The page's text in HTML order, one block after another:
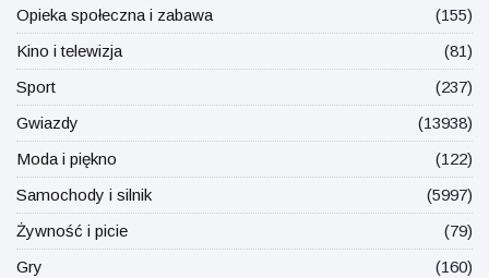
Opieka społeczna i zabawa
(155)
Kino i telewizja
(81)
Sport
(237)
Gwiazdy
(13938)
Moda i piękno
(122)
Samochody i silnik
(5997)
Żywność i picie
(79)
Gry
(160)